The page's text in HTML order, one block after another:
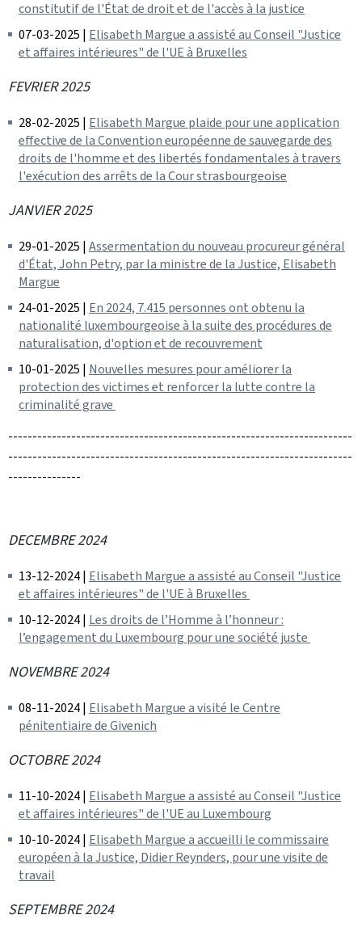
constitutif de l'État de droit et de l'accès à la justice
07-03-2025 | Elisabeth Margue a assisté au Conseil "Justice
et affaires intérieures" de l'UE à Bruxelles
FEVRIER 2025
28-02-2025 | Elisabeth Margue plaide pour une application
effective de la Convention européenne de sauvegarde des
droits de l'homme et des libertés fondamentales à travers
l'exécution des arrêts de la Cour strasbourgeoise
JANVIER 2025
29-01-2025 |Assermentation du nouveau procureur général
d'État, John Petry, par la ministre de la Justice, Elisabeth
Margue
24-01-2025 | En 2024, 7.415 personnes ont obtenu la
nationalité luxembourgeoise à la suite des procédures de
naturalisation, d'option et de recouvrement
10-01-2025 | Nouvelles mesures pour améliorer la
protection des victimes et renforcer la lutte contre la
criminalité grave
-----------------------------------------------------------------------
-----------------------------------------------------------------------
---------------
DECEMBRE 2024
13-12-2024 | Elisabeth Margue a assisté au Conseil "Justice
et affaires intérieures" de l'UE à Bruxelles
10-12-2024 | Les droits de l’Homme à l’honneur :
l’engagement du Luxembourg pour une société juste
NOVEMBRE 2024
08-11-2024 | Elisabeth Margue a visité le Centre
pénitentiaire de Givenich
OCTOBRE 2024
11-10-2024 | Elisabeth Margue a assisté au Conseil "Justice
et affaires intérieures" de l'UE au Luxembourg
10-10-2024 | Elisabeth Margue a accueilli le commissaire
européen à la Justice, Didier Reynders, pour une visite de
travail
SEPTEMBRE 2024